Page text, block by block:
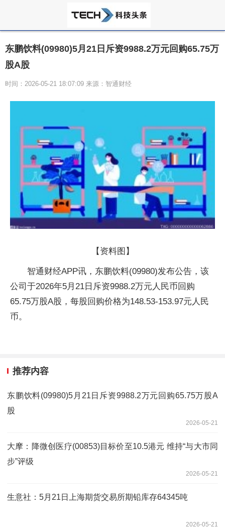
东鹏饮料(09980)5月21日斥资9988.2万元回购65.75万
股A股
时间：2026-05-21 18:07:09 来源：智通财经
【资料图】
智通财经APP讯，东鹏饮料(09980)发布公告，该
公司于2026年5月21日斥资9988.2万元人民币回购
65.75万股A股，每股回购价格为148.53-153.97元人民
币。
推荐内容
东鹏饮料(09980)5月21日斥资9988.2万元回购65.75万股A
股
2026-05-21
大摩：降微创医疗(00853)目标价至10.5港元 维持“与大市同
步”评级
2026-05-21
生意社：5月21日上海期货交易所期铅库存64345吨
2026-05-21